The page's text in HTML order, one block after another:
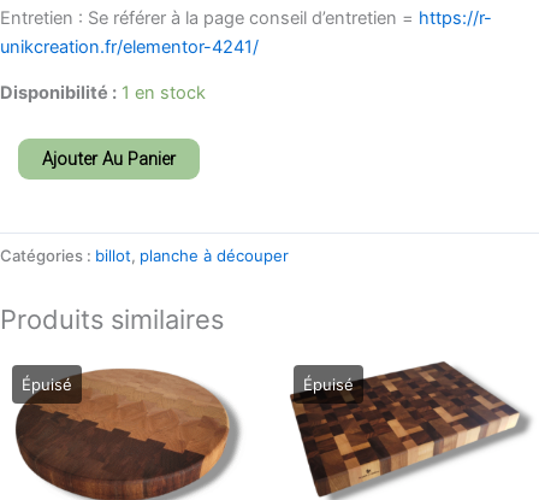
Entretien : Se référer à la page conseil d’entretien = https://r-
unikcreation.fr/elementor-4241/
Disponibilité : 1 en stock
Ajouter Au Panier
Catégories : billot, planche à découper
Produits similaires